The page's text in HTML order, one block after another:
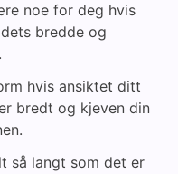
noe for deg hvis
bredde og
hvis ansiktet ditt
bredt og kjeven din
så langt som det er